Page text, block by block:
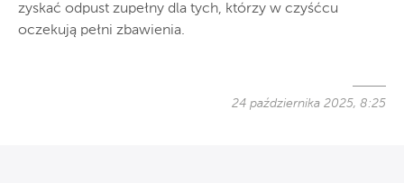
zyskać odpust zupełny dla tych, którzy w czyśćcu
oczekują pełni zbawienia.
24 października 2025, 8:25